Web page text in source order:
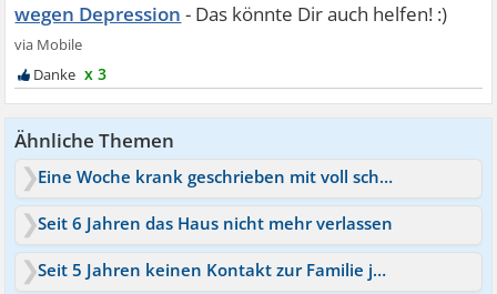
wegen Depression
x 3
Ähnliche Themen
Eine Woche krank geschrieben mit voll schlechtem Gewissen
Seit 6 Jahren das Haus nicht mehr verlassen
Seit 5 Jahren keinen Kontakt zur Familie jetzt Generve